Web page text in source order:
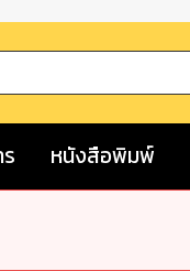
หนังสือพิมพ์